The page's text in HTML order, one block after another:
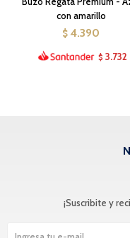
con amarillo
$ 4.390
$ 3.732
¡Suscribite y